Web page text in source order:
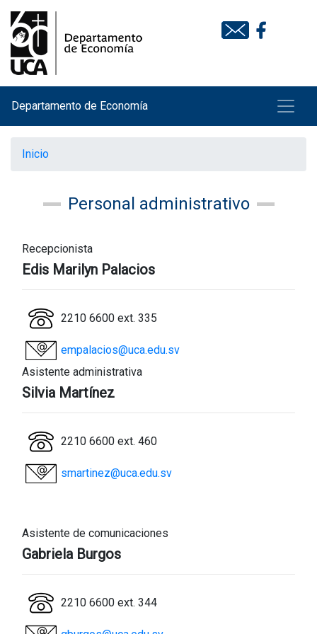
Departamento de Economía
Inicio
Personal administrativo
Recepcionista
Edis Marilyn Palacios
2210 6600 ext. 335
empalacios@uca.edu.sv
Asistente administrativa
Silvia Martínez
2210 6600 ext. 460
smartinez@uca.edu.sv
Asistente de comunicaciones
Gabriela Burgos
2210 6600 ext. 344